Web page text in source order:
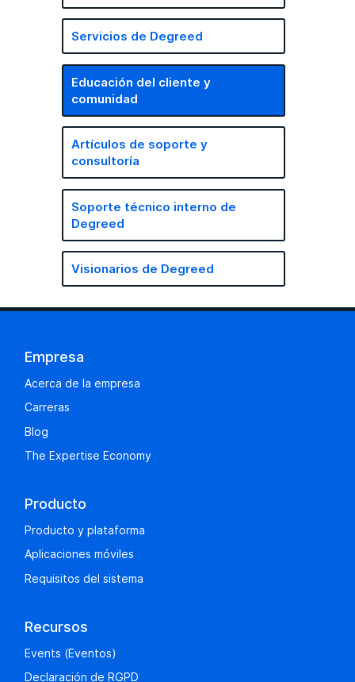
Servicios de Degreed
Educación del cliente y
comunidad
Artículos de soporte y
consultoría
Soporte técnico interno de
Degreed
Visionarios de Degreed
Empresa
Acerca de la empresa
Carreras
Blog
The Expertise Economy
Producto
Producto y plataforma
Aplicaciones móviles
Requisitos del sistema
Recursos
Events (Eventos)
Declaración de RGPD